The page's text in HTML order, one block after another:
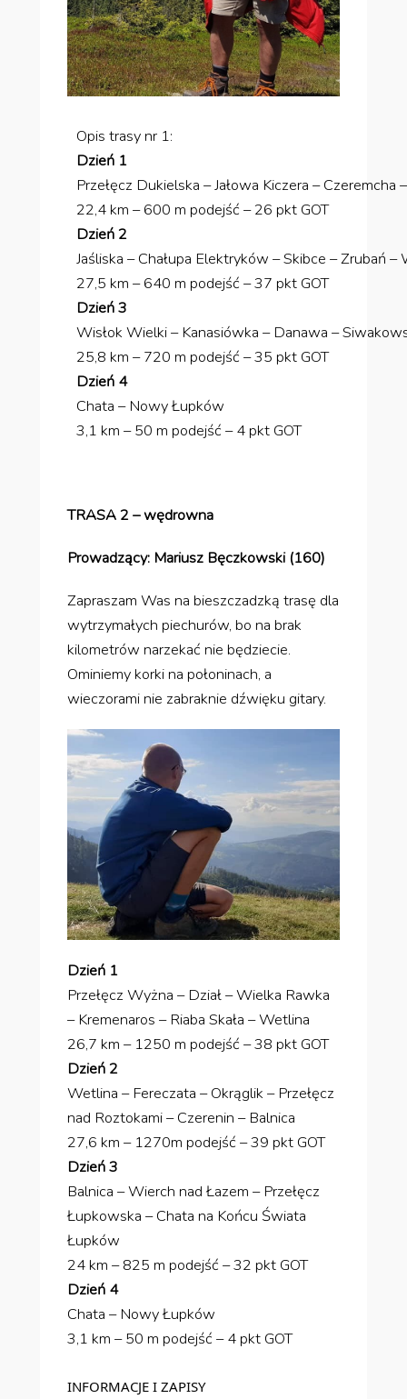
Opis trasy nr 1:
Dzień 1
Przełęcz Dukielska – Jałowa Kiczera – Czeremcha
22,4 km – 600 m podejść – 26 pkt GOT
Dzień 2
Jaśliska – Chałupa Elektryków – Skibce – Zrubań –
27,5 km – 640 m podejść – 37 pkt GOT
Dzień 3
Wisłok Wielki – Kanasiówka – Danawa –
25,8 km – 720 m podejść – 35 pkt GOT
Dzień 4
Chata – Nowy Łupków
3,1 km – 50 m podejść – 4 pkt GOT
TRASA 2 – wędrowna
Prowadzący: Mariusz Bęczkowski (160)
Zapraszam Was na bieszczadzką trasę dla
wytrzymałych piechurów, bo na brak
kilometrów narzekać nie będziecie.
Ominiemy korki na połoninach, a
wieczorami nie zabraknie dźwięku gitary.
Dzień 1
Przełęcz Wyżna – Dział – Wielka Rawka
– Kremenaros – Riaba Skała – Wetlina
26,7 km – 1250 m podejść – 38 pkt GOT
Dzień 2
Wetlina – Fereczata – Okrąglik – Przełęcz
nad Roztokami – Czerenin – Balnica
27,6 km – 1270m podejść – 39 pkt GOT
Dzień 3
Balnica – Wierch nad Łazem – Przełęcz
Łupkowska – Chata na Końcu Świata
Łupków
24 km – 825 m podejść – 32 pkt GOT
Dzień 4
Chata – Nowy Łupków
3,1 km – 50 m podejść – 4 pkt GOT
INFORMACJE I ZAPISY